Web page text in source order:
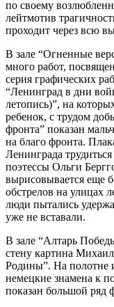
по своему
лейтмотив
проходит через всю
В зале “Огненные
много работ,
серия графических
“Ленинград в дни
летопись)”, на
ребенок, с трудом
фронта” показан
на благо фронта.
Ленинграда
поэтессы Ольги
вырисовывается еще
обстрелов на улицах
люди пытались
уже не вставали.
В зале “Алтарь
стену картина
Родины”. На полотне
немецкие знамена к
показан большой ряд